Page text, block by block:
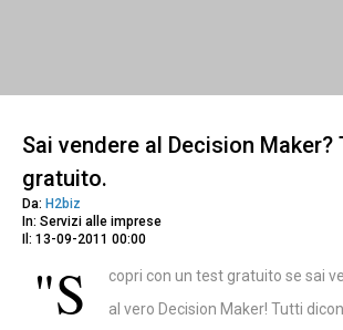
Sai vendere al Decision Maker?
gratuito.
Da: H2biz
In: Servizi alle imprese
Il: 13-09-2011 00:00
"S
copri con un test gratuito se sai
al vero Decision Maker! Tutti